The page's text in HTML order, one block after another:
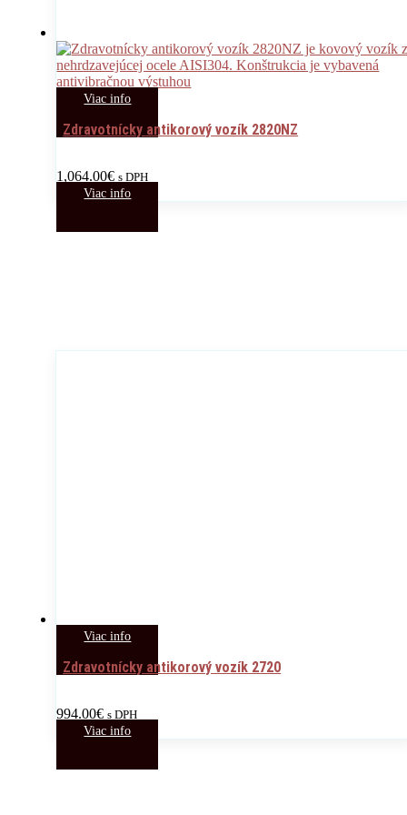
Viac info
Zdravotnícky antikorový vozík 2820NZ
1,064.00€ s DPH
Viac info
Viac info
Zdravotnícky antikorový vozík 2720
994.00€ s DPH
Viac info